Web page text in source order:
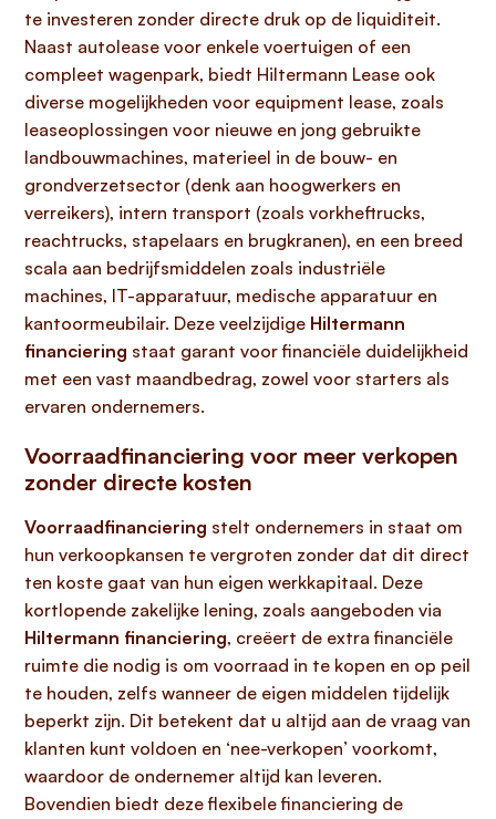
te investeren zonder directe druk op de liquiditeit.
Naast autolease voor enkele voertuigen of een
compleet wagenpark, biedt Hiltermann Lease ook
diverse mogelijkheden voor equipment lease, zoals
leaseoplossingen voor nieuwe en jong gebruikte
landbouwmachines, materieel in de bouw- en
grondverzetsector (denk aan hoogwerkers en
verreikers), intern transport (zoals vorkheftrucks,
reachtrucks, stapelaars en brugkranen), en een breed
scala aan bedrijfsmiddelen zoals industriële
machines, IT-apparatuur, medische apparatuur en
kantoormeubilair. Deze veelzijdige Hiltermann
financiering staat garant voor financiële duidelijkheid
met een vast maandbedrag, zowel voor starters als
ervaren ondernemers.
Voorraadfinanciering voor meer verkopen
zonder directe kosten
Voorraadfinanciering stelt ondernemers in staat om
hun verkoopkansen te vergroten zonder dat dit direct
ten koste gaat van hun eigen werkkapitaal. Deze
kortlopende zakelijke lening, zoals aangeboden via
Hiltermann financiering, creëert de extra financiële
ruimte die nodig is om voorraad in te kopen en op peil
te houden, zelfs wanneer de eigen middelen tijdelijk
beperkt zijn. Dit betekent dat u altijd aan de vraag van
klanten kunt voldoen en ‘nee-verkopen’ voorkomt,
waardoor de ondernemer altijd kan leveren.
Bovendien biedt deze flexibele financiering de